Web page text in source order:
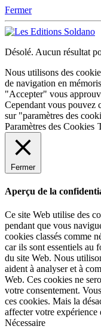
Fermer
Désolé. Aucun résultat
Nous utilisons des
de navigation en
"Accepter" vous
Cependant vous pouvez
sur "paramètres des
Paramètres des Cookies
Fermer
Aperçu de la
Ce site Web utilise des
pendant que vous
cookies classés comme
car ils sont essentiels au
du site Web. Nous
aident à analyser et à
Web. Ces cookies ne
votre consentement.
ces cookies. Mais la
affecter votre expérience
Nécessaire